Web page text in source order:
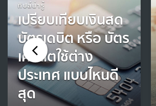
ทิปส์น่ารู้
เปรียบเทียบเงินสด
บัตรเดบิต หรือ บัตร
เครดิตใช้ต่าง
ประเทศ แบบไหนดี
สุด